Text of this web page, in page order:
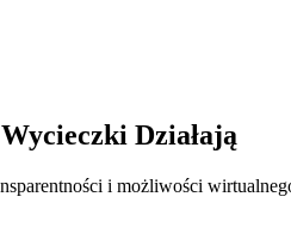
Działają
i możliwości